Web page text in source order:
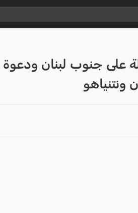
على جنوب لبنان ودعوة
ونتنياهو